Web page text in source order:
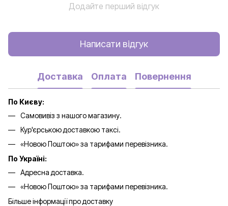
Додайте перший відгук
Написати відгук
Доставка Оплата Повернення
По Києву:
Самовивіз з нашого магазину.
Кур'єрською доставкою таксі.
«Новою Поштою» за тарифами перевізника.
По Україні:
Адресна доставка.
«Новою Поштою» за тарифами перевізника.
Більше інформації про доставку